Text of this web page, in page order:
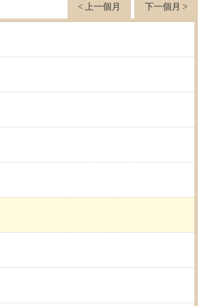
下一個月 >
< 上一個月